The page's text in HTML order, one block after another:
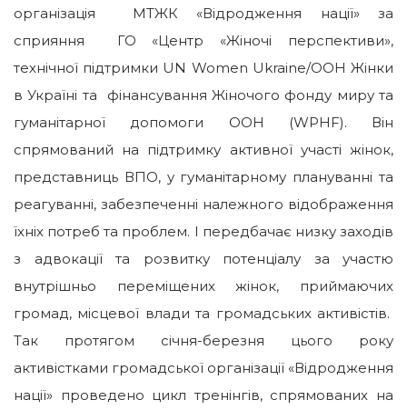
організація МТЖК «Відродження нації» за
сприяння ГО «Центр «Жіночі перспективи»,
технічної підтримки UN Women Ukraine/ООН Жінки
в Україні та фінансування Жіночого фонду миру та
гуманітарної допомоги ООН (WPHF). Він
спрямований на підтримку активної участі жінок,
представниць ВПО, у гуманітарному плануванні та
реагуванні, забезпеченні належного відображення
їхніх потреб та проблем. І передбачає низку заходів
з адвокації та розвитку потенціалу за участю
внутрішньо переміщених жінок, приймаючих
громад, місцевої влади та громадських активістів.
Так протягом січня-березня цього року
активістками громадської організації «Відродження
нації» проведено цикл тренінгів, спрямованих на